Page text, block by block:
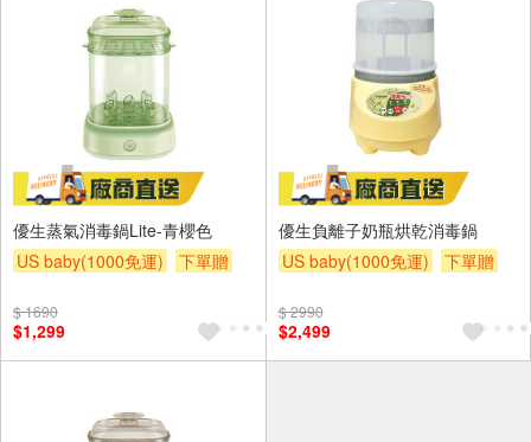
優生蒸氣消毒鍋Lite-青櫻色
US baby(1000免運)
下單贈
$ 1690
$1,299
優生負離子奶瓶烘乾消毒鍋
US baby(1000免運)
下單贈
$ 2990
$2,499